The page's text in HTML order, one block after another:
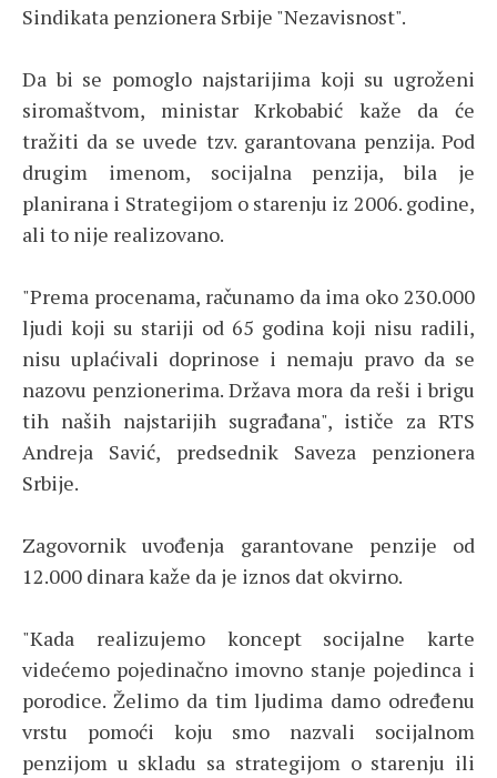
Sindikata penzionera Srbije "Nezavisnost".
Da bi se pomoglo najstarijima koji su ugroženi
siromaštvom, ministar Krkobabić kaže da će
tražiti da se uvede tzv. garantovana penzija. Pod
drugim imenom, socijalna penzija, bila je
planirana i Strategijom o starenju iz 2006. godine,
ali to nije realizovano.
"Prema procenama, računamo da ima oko 230.000
ljudi koji su stariji od 65 godina koji nisu radili,
nisu uplaćivali doprinose i nemaju pravo da se
nazovu penzionerima. Država mora da reši i brigu
tih naših najstarijih sugrađana", ističe za RTS
Andreja Savić, predsednik Saveza penzionera
Srbije.
Zagovornik uvođenja garantovane penzije od
12.000 dinara kaže da je iznos dat okvirno.
"Kada realizujemo koncept socijalne karte
videćemo pojedinačno imovno stanje pojedinca i
porodice. Želimo da tim ljudima damo određenu
vrstu pomoći koju smo nazvali socijalnom
penzijom u skladu sa strategijom o starenju ili